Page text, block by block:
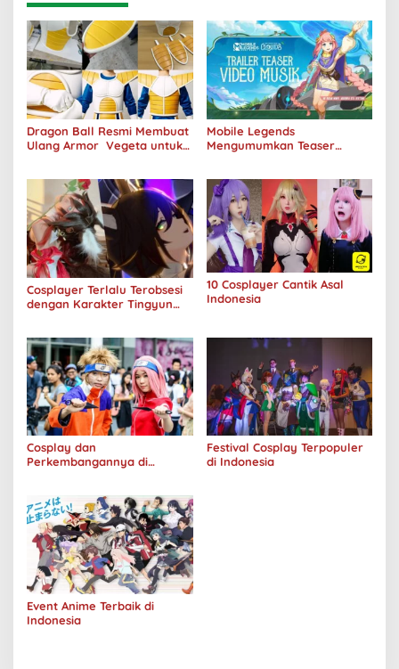
Dragon Ball Resmi Membuat
Ulang Armor Vegeta untuk
Mobile Legends
Mengumumkan Teaser
Cosplayer Terlalu Terobsesi
dengan Karakter Tingyun
10 Cosplayer Cantik Asal
Indonesia
Cosplay dan
Perkembangannya di
Festival Cosplay Terpopuler
di Indonesia
Event Anime Terbaik di
Indonesia